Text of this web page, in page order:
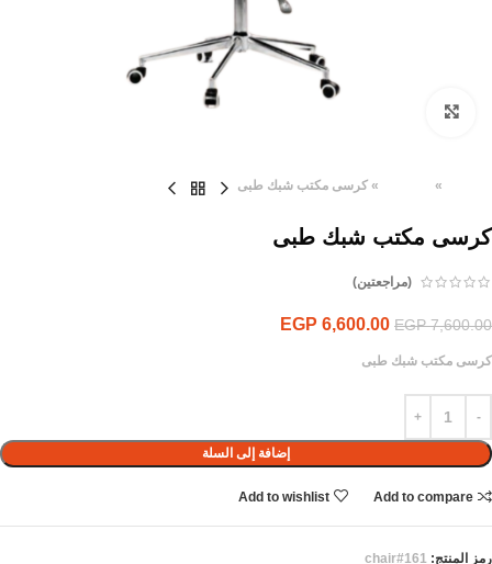
»
» كرسى مكتب شبك طبى
كرسى مكتب شبك طبى
(مراجعتين)
EGP7,600.00
EGP 6,600.00
كرسى مكتب شبك طبى
إضافة إلى السلة
Add to compare
Add to wishlist
رمز المنتج: chair#161